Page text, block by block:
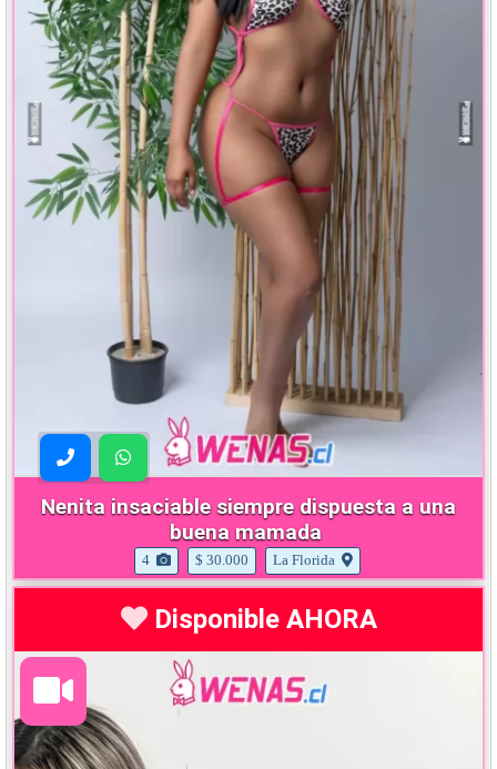
Nenita insaciable siempre dispuesta a una
buena mamada
4 $ 30.000 La Florida
Disponible AHORA